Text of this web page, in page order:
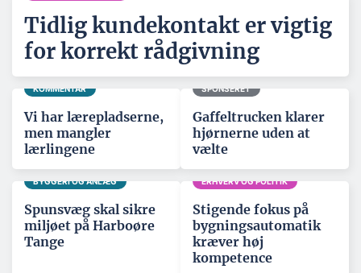
Tidlig kundekontakt er vigtig
for korrekt rådgivning
KOMMENTAR
Vi har lærepladserne,
men mangler
lærlingene
SPONSERET
Gaffeltrucken klarer
hjørnerne uden at
vælte
BYGGERI OG ANLÆG
Spunsvæg skal sikre
miljøet på Harboøre
Tange
ERHVERV OG POLITIK
Stigende fokus på
bygningsautomatik
kræver høj
kompetence